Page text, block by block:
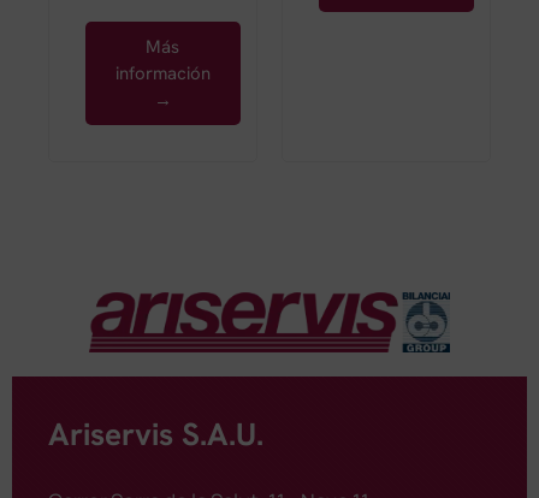
Más
información
→
Ariservis S.A.U.